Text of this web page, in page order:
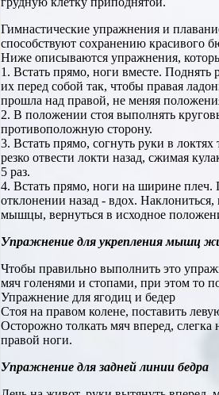
Гимнастические упражнения и
способствуют сохранению красивого
Ниже описываются упражнения,
1. Встать прямо, ноги вместе. Поднять
их перед собой так, чтобы правая
прошла над правой, не меняя
2. В положении стоя выполнять
противоположную сторону.
3. Встать прямо, согнуть руки в
резко отвести локти назад, сжимая
5 раз.
4. Встать прямо, ноги на ширине плеч.
отклонении назад - вдох.
мышцы, вернуться в исходное
Упражнение для укрепления мышц
Чтобы правильно выполнить это
мяч голенями и стопами, при этом то
Упражнение для ягодиц и бедер
Стоя на правом колене, поставить
Осторожно толкать мяч вперед,
правой ноги.
Упражнение для задней линии бедра